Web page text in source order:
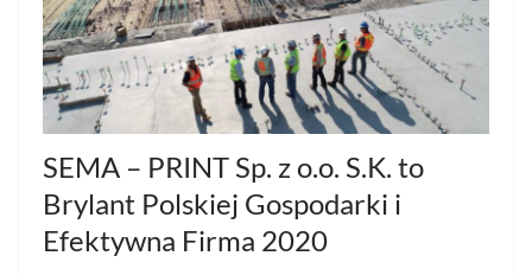
SEMA – PRINT Sp. z o.o. S.K. to
Brylant Polskiej Gospodarki i
Efektywna Firma 2020